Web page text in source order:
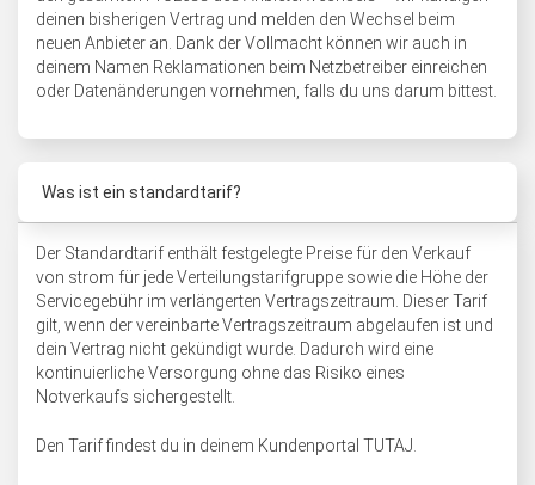
deinen bisherigen Vertrag und melden den Wechsel beim
neuen Anbieter an. Dank der Vollmacht können wir auch in
deinem Namen Reklamationen beim Netzbetreiber einreichen
oder Datenänderungen vornehmen, falls du uns darum bittest.
Was ist ein standardtarif?
Der Standardtarif enthält festgelegte Preise für den Verkauf
von strom für jede Verteilungstarifgruppe sowie die Höhe der
Servicegebühr im verlängerten Vertragszeitraum. Dieser Tarif
gilt, wenn der vereinbarte Vertragszeitraum abgelaufen ist und
dein Vertrag nicht gekündigt wurde. Dadurch wird eine
kontinuierliche Versorgung ohne das Risiko eines
Notverkaufs sichergestellt.
Den Tarif findest du in deinem Kundenportal TUTAJ.